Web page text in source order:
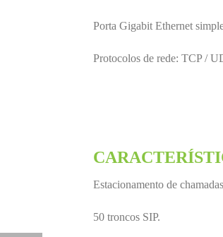
Porta Gigabit Ethernet
Protocolos de rede: TCP /
Estacionamento de
50 troncos SIP.